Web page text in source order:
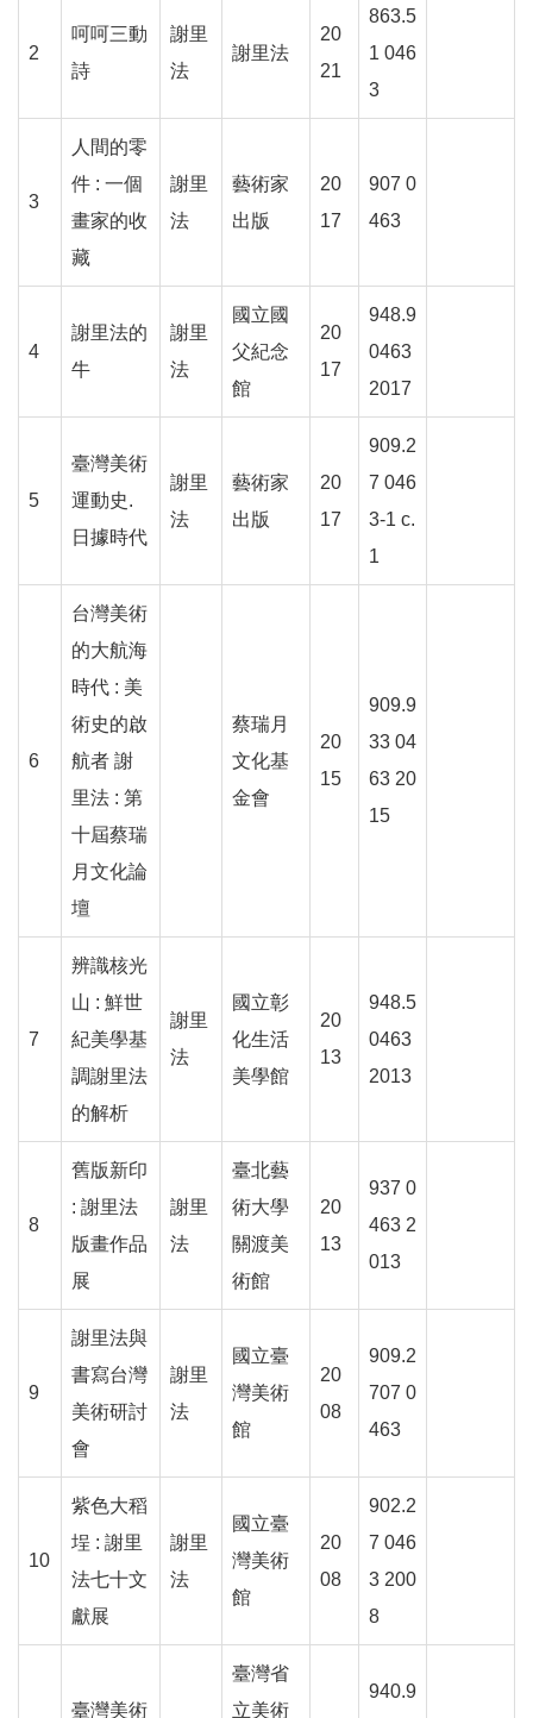
上
別
童
導
a
o
t
e
r
2
呵呵三動
詩
謝里
法
謝里法
20
21
863.5
1 046
3
3
人間的零
件 : 一個
畫家的收
藏
謝里
法
藝術家
出版
20
17
907 0
463
4
謝里法的
牛
謝里
法
國立國
父紀念
館
20
17
948.9
0463
2017
5
臺灣美術
運動史.
日據時代
謝里
法
藝術家
出版
20
17
909.2
7 046
3-1 c.
1
6
台灣美術
的大航海
時代 : 美
術史的啟
航者 謝
里法 : 第
十屆蔡瑞
月文化論
壇
蔡瑞月
文化基
金會
20
15
909.9
33 04
63 20
15
7
辨識核光
山 : 鮮世
紀美學基
調謝里法
的解析
謝里
法
國立彰
化生活
美學館
20
13
948.5
0463
2013
8
舊版新印
: 謝里法
版畫作品
展
謝里
法
臺北藝
術大學
關渡美
術館
20
13
937 0
463 2
013
9
謝里法與
書寫台灣
美術研討
會
謝里
法
國立臺
灣美術
館
20
08
909.2
707 0
463
10
紫色大稻
埕 : 謝里
法七十文
獻展
謝里
法
國立臺
灣美術
館
20
08
902.2
7 046
3 200
8
臺灣美術
臺灣省
立美術
940.9